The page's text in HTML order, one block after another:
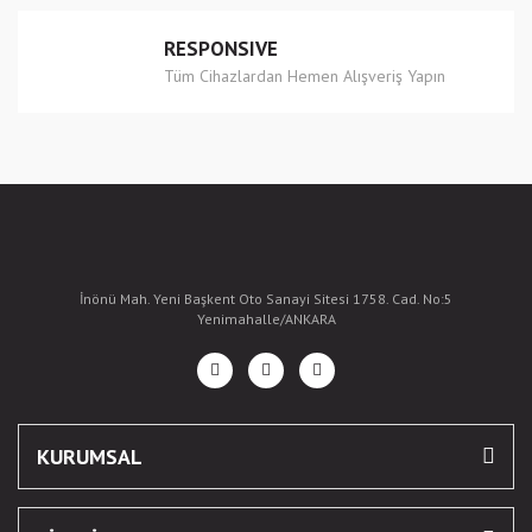
RESPONSIVE
Tüm Cihazlardan Hemen Alışveriş Yapın
İnönü Mah. Yeni Başkent Oto Sanayi Sitesi 1758. Cad. No:5
Yenimahalle/ANKARA
KURUMSAL